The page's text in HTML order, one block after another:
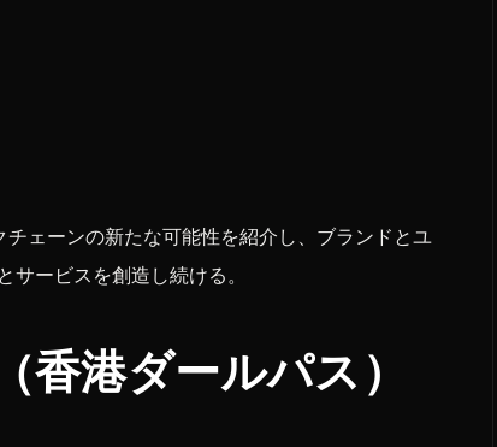
ェーンの新たな可能性を紹介し、ブランドとユ
サービスを創造し続ける。
香港ダールパス）